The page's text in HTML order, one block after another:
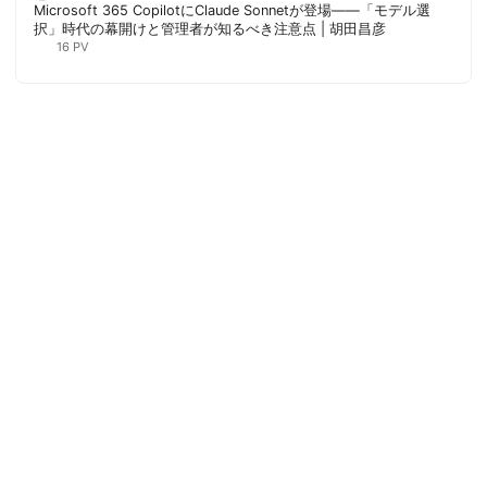
Microsoft 365 CopilotにClaude Sonnetが登場——「モデル選
択」時代の幕開けと管理者が知るべき注意点 | 胡田昌彦
16 PV